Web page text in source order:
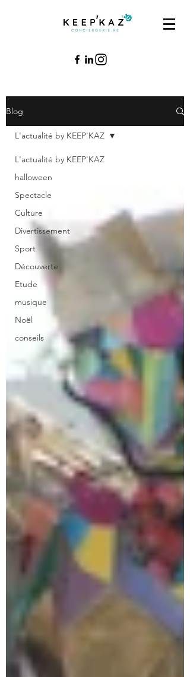
Blog
L'actualité by KEEP'KAZ
halloween
Spectacle
Culture
Divertissement
Sport
Découverte
Etude
musique
Noël
conseils
L'actualité by KEEP'KAZ